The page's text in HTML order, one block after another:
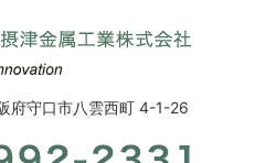
守口市八雲西町 4-1-26